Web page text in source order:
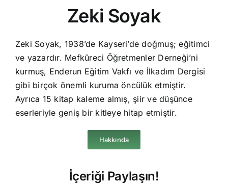
Zeki Soyak
Zeki Soyak, 1938’de Kayseri’de doğmuş; eğitimci
ve yazardır. Mefkûreci Öğretmenler Derneği’ni
kurmuş, Enderun Eğitim Vakfı ve İlkadım Dergisi
gibi birçok önemli kuruma öncülük etmiştir.
Ayrıca 15 kitap kaleme almış, şiir ve düşünce
eserleriyle geniş bir kitleye hitap etmiştir.
Hakkında
İçeriği Paylaşın!